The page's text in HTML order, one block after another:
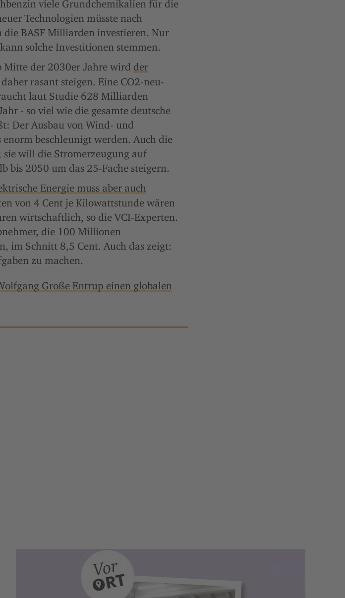
viele Grundchemikalien für die
Technologien müsste nach
BASF Milliarden investieren. Nur
solche Investitionen stemmen.
Mitte der 2030er Jahre wird der
rasant steigen. Eine CO2-neu­
laut Studie 628 Milliarden
- so viel wie die gesamte deutsche
Der Ausbau von Wind- und
beschleunigt werden. Auch die
sie will die Strom­erzeugung auf
bis 2050 um das 25-Fache steigern.
Energie muss aber auch
von 4 Cent je Kilowattstunde wären
wirtschaftlich, so die VCI-Experten.
die 100 Millionen
im Schnitt 8,5 Cent. Auch das zeigt:
zu machen.
Große Entrup einen globalen
die Chemieindustrie bedeutet" teilen auf Facebook
Deal für die Chemieindustrie bedeutet" teilen auf X
Deal für die Chemieindustrie bedeutet" teilen auf LinkedIn
der Green Deal für die Chemieindustrie bedeutet" teilen per E-Mail